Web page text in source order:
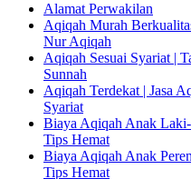
Alamat Perwakilan
Aqiqah Murah
Nur Aqiqah
Aqiqah Sesuai Syariat |
Sunnah
Aqiqah Terdekat | Jasa
Syariat
Biaya Aqiqah Anak
Tips Hemat
Biaya Aqiqah Anak
Tips Hemat